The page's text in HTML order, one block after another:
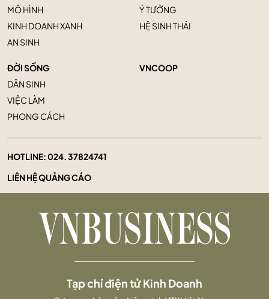
MÔ HÌNH
KINH DOANH XANH
AN SINH
Ý TƯỞNG
HỆ SINH THÁI
ĐỜI SỐNG
DÂN SINH
VIỆC LÀM
PHONG CÁCH
VNCOOP
HOTLINE:024. 37824741
LIÊN HỆ QUẢNG CÁO
Tạp chí điện tử Kinh Doanh